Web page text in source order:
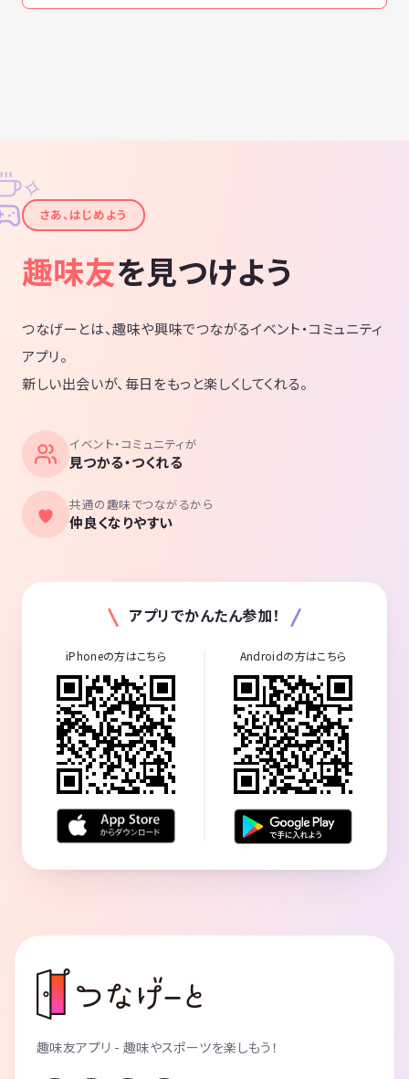
✦
✧
さあ、はじめよう
趣味友を見つけよう
つなげーとは、趣味や興味でつながるイベント・コミュニティ
アプリ。
新しい出会いが、毎日をもっと楽しくしてくれる。
イベント・コミュニティが
見つかる・つくれる
共通の趣味でつながるから
仲良くなりやすい
アプリでかんたん参加！
iPhoneの方はこちら Androidの方はこちら
趣味友アプリ - 趣味やスポーツを楽しもう！